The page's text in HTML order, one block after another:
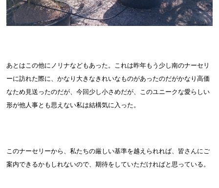
あとはこの他にノリナなどもあった。これは昨年もう少し南のナーセリ
ーに訪れた際に、かなり大きなきれいなものがあったのだがかなり高価
なため見送ったのだが、今回少し小さめだが、このユニークな愛らしい
形が他人事とも思えない私は結構気に入った。
このナーセリーから、私たちの厳しい基準を越えられれば、皆さんにご
案内できるかもしれないので、期待をしていただければと思っている。